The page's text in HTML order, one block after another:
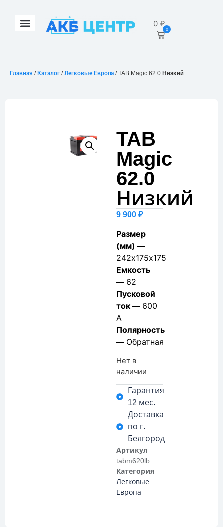
0₽
0
Главная / Каталог /Легковые Европа / TAB Magic 62.0 Низкий
TAB
Magic
62.0
Низкий
9 900 ₽
Размер
(мм) —
242х175х175
Емкость
— 62
Пусковой
ток — 600
А
Полярность
— Обратная
Нет в
наличии
Гарантия
12 мес.
Доставка
по г.
Белгород
Артикул
tabm620lb
Категория
Легковые
Европа